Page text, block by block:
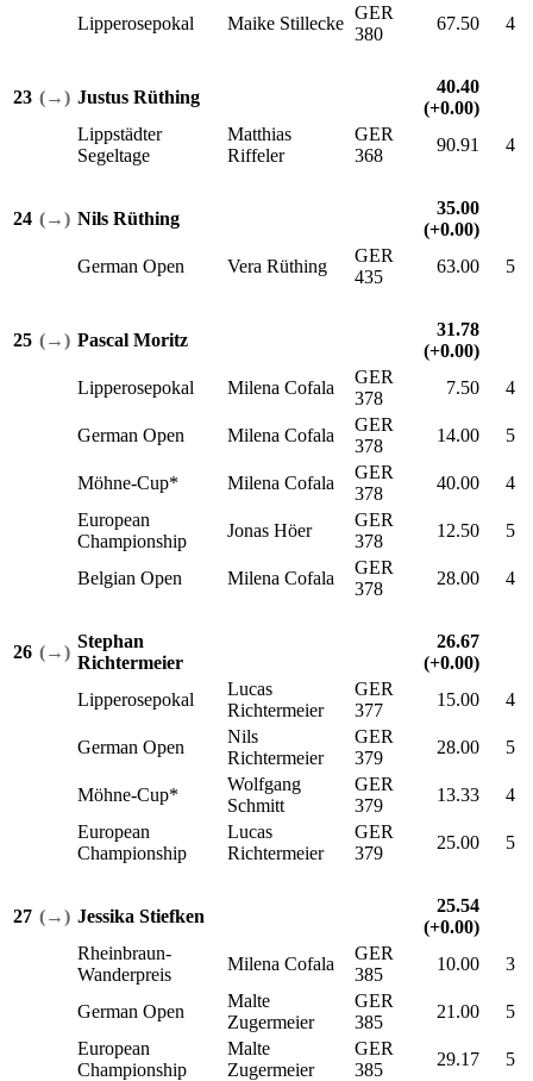
Lipperosepokal Maike Stillecke
GER
380
67.50 4
23 (→) Justus Rüthing
40.40
(+0.00)
Lippstädter
Segeltage
Matthias
Riffeler
GER
368
90.91 4
24 (→) Nils Rüthing
35.00
(+0.00)
German Open
Vera Rüthing
GER
435
63.00 5
25 (→) Pascal Moritz
31.78
(+0.00)
Lipperosepokal
Milena Cofala
GER
378
7.50 4
German Open Milena Cofala
GER
378
14.00 5
Möhne-Cup* Milena Cofala
GER
378
40.00
4
European
Championship
Jonas Höer
GER
378
12.50 5
Belgian Open Milena Cofala
GER
378
28.00 4
26 (→)
Stephan
Richtermeier
26.67
(+0.00)
Lipperosepokal
Lucas
Richtermeier
GER
377
15.00 4
German Open
Nils
Richtermeier
GER
379
28.00 5
Möhne-Cup*
Wolfgang
Schmitt
GER
379
13.33
4
European
Championship
Lucas
Richtermeier
GER
379
25.00 5
27 (→) Jessika Stiefken
25.54
(+0.00)
Rheinbraun-
Wanderpreis
Milena Cofala
GER
385
10.00 3
German Open
Malte
Zugermeier
GER
385
21.00
5
European
Championship
Malte
Zugermeier
GER
385
29.17 5